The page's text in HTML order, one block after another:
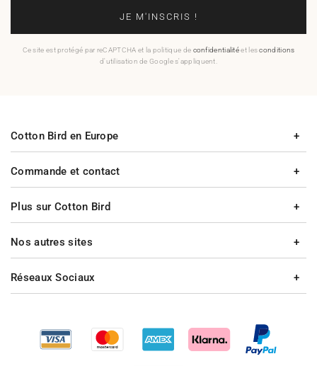
JE M'INSCRIS !
Ce site est protégé par reCAPTCHA et la politique de confidentialitéet lesconditions
d'utilisation de Google s'appliquent.
Commande et contact
Plus sur Cotton Bird
Cotton Bird en Europe
Nos autres sites
Réseaux Sociaux